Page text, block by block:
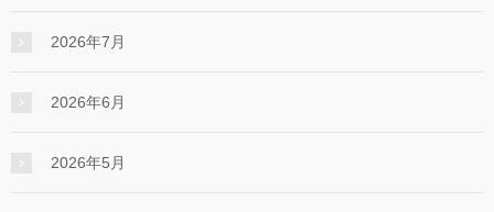
2026年7月
2026年6月
2026年5月